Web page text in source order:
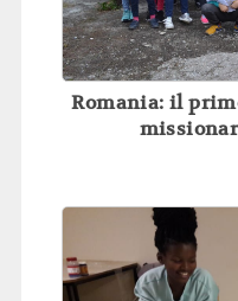
Romania: il